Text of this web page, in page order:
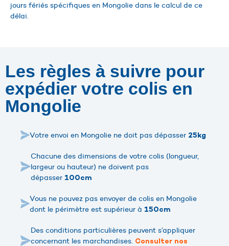
jours fériés spécifiques en Mongolie dans le calcul de ce
délai.
Les règles à suivre pour
expédier votre colis en
Mongolie
Votre envoi en Mongolie ne doit pas dépasser 25kg
Chacune des dimensions de votre colis (longueur,
largeur ou hauteur) ne doivent pas
dépasser100cm
Vous ne pouvez pas envoyer de colis en Mongolie
dont le périmètre est supérieur à 150cm
Des conditions particulières peuvent s’appliquer
concernant les marchandises. Consulter nos